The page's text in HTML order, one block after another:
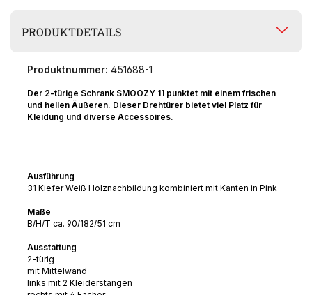
PRODUKTDETAILS
Produktnummer: 451688-1
Der 2-türige Schrank SMOOZY 11 punktet mit einem frischen
und hellen Äußeren. Dieser Drehtürer bietet viel Platz für
Kleidung und diverse Accessoires.
Ausführung
31 Kiefer Weiß Holznachbildung kombiniert mit Kanten in Pink
Maße
B/H/T ca. 90/182/51 cm
Ausstattung
2-türig
mit Mittelwand
links mit 2 Kleiderstangen